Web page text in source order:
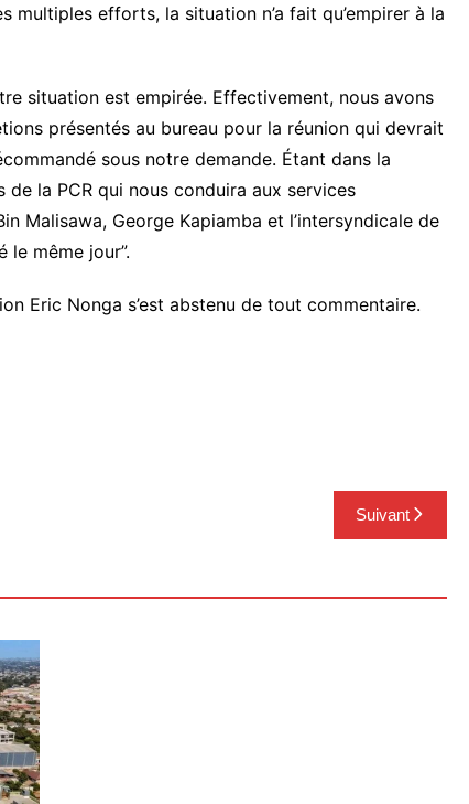
multiples efforts, la situation n’a fait qu’empirer à la
situation est empirée. Effectivement, nous avons
présentés au bureau pour la réunion qui devrait
sous notre demande. Étant dans la
la PCR qui nous conduira aux services
Malisawa, George Kapiamba et l’intersyndicale de
le même jour”.
Eric Nonga s’est abstenu de tout commentaire.
Suivant